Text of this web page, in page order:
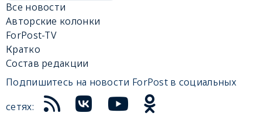
Все новости
Авторские колонки
ForPost-TV
Кратко
Состав редакции
Подпишитесь на новости ForPost в социальных
сетях: